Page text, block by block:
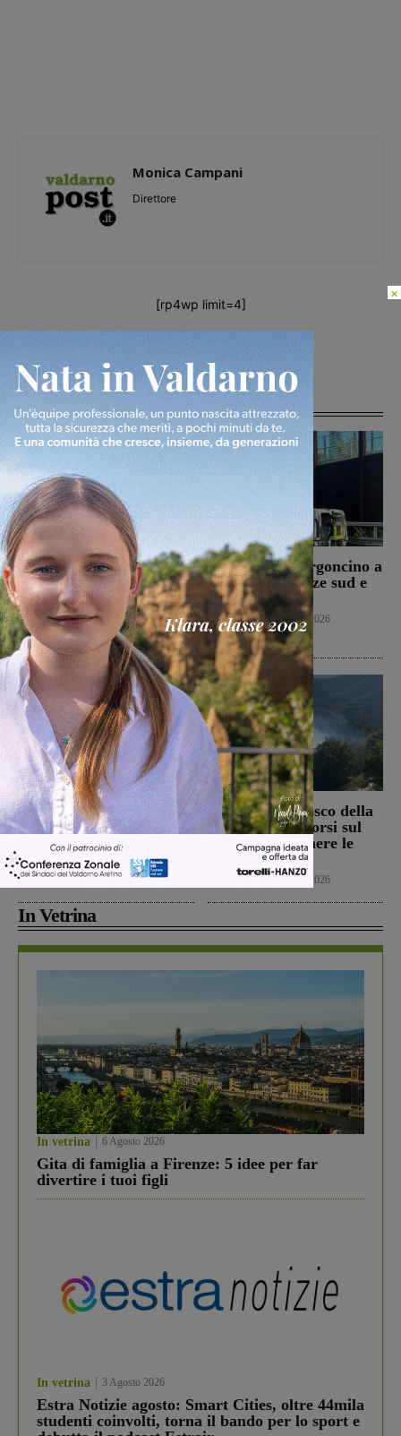
Articoli correlati
Bucine, incendio di
oliveta e bosco a San
Pancrazio. Tre ettari
l’area bruciata
Cronaca 7 Agosto 2026
Autostrada, furgoncino a
fuoco tra Firenze sud e
Incisa Reggello
Cronaca 7 Agosto 2026
Il Terranuova Traiana
allo “Zecchini” di
Grosseto per una gara
amichevole
Calcio 7 Agosto 2026
Incendio nel bosco della
Trappola. Soccorsi sul
posto per spegnere le
7 Agosto 2026
In Vetrina
In vetrina 6 Agosto 2026
Gita di famiglia a Firenze: 5 idee per far
divertire i tuoi figli
In vetrina 3 Agosto 2026
Estra Notizie agosto: Smart Cities, oltre 44mila
studenti coinvolti, torna il bando per lo sport e
Monica Campani
Direttore
[rp4wp limit=4]
×